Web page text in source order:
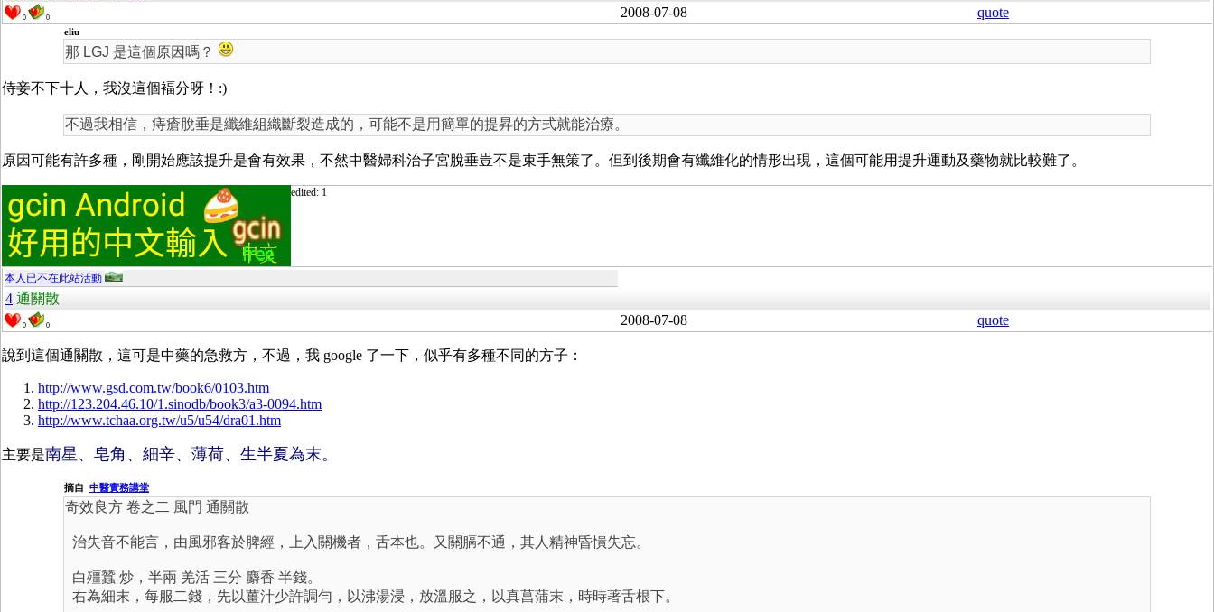
0 0 2008-07-08 quote
eliu
那 LGJ 是這個原因嗎？
侍妾不下十人，我沒這個褔分呀！:)
不過我相信，痔瘡脫垂是纖維組織斷裂造成的，可能不是用簡單的提昇的方式就能治療。
原因可能有許多種，剛開始應該提升是會有效果，不然中醫婦科治子宮脫垂豈不是束手無策了。但到後期會有纖維化的情形出現，這個可能用提升運動及藥物就比較難了。
edited: 1
本人已不在此站活動
4 通關散
0 0 2008-07-08 quote
說到這個通關散，這可是中藥的急救方，不過，我 google 了一下，似乎有多種不同的方子：
http://www.gsd.com.tw/book6/0103.htm
http://123.204.46.10/1.sinodb/book3/a3-0094.htm
http://www.tchaa.org.tw/u5/u54/dra01.htm
主要是南星、皂角、細辛、薄荷、生半夏為末。
摘自 中醫實務講堂
奇效良方 卷之二 風門 通關散
治失音不能言，由風邪客於脾經，上入關機者，舌本也。又關膈不通，其人精神昏憒失忘。
白殭蠶 炒，半兩 羌活 三分 麝香 半錢。
右為細末，每服二錢，先以薑汁少許調勻，以沸湯浸，放溫服之，以真菖蒲末，時時著舌根下。